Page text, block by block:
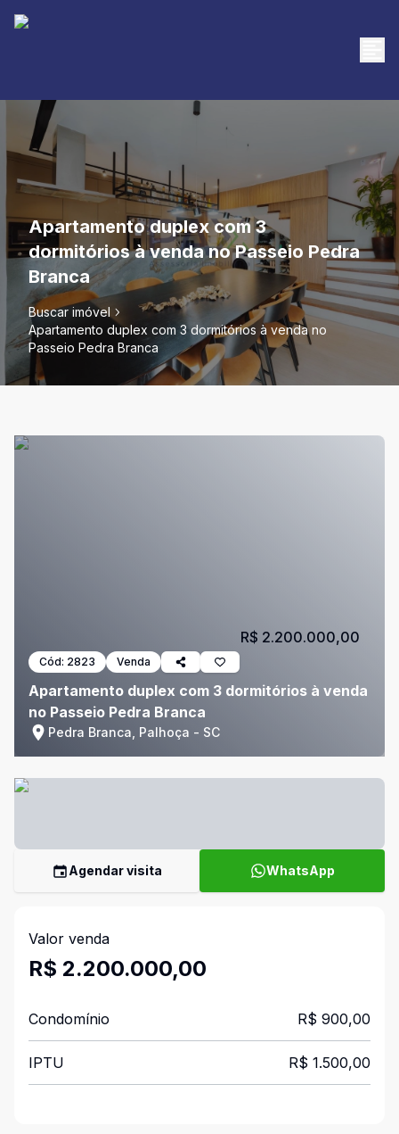
Apartamento duplex com 3
dormitórios à venda no Passeio Pedra
Branca
Buscar imóvel
Apartamento duplex com 3 dormitórios à venda no
Passeio Pedra Branca
Cód: 2823 Venda
Apartamento duplex com 3 dormitórios à venda
no Passeio Pedra Branca
Pedra Branca, Palhoça - SC
R$ 2.200.000,00
Agendar visita WhatsApp
Valor venda
R$ 2.200.000,00
Condomínio R$ 900,00
IPTU R$ 1.500,00